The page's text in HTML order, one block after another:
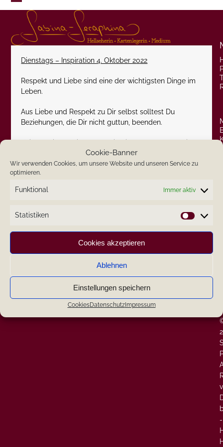
Cookie-Banner
Wir verwenden Cookies, um unsere Website und unseren Service zu
optimieren.
Funktional Immer aktiv
Statistiken
Cookies akzeptieren
Ablehnen
Einstellungen speichern
CookiesDatenschutzImpressum
Skip
Open
mobile
menu
Close
mobile
menu
Dienstags – Inspiration 4. Oktober 2022
Respekt und Liebe sind eine der wichtigsten Dinge im
Leben.
Aus Liebe und Respekt zu Dir selbst solltest Du
Beziehungen, die Dir nicht guttun, beenden.
der man nicht mit Respekt und Liebe behandelt wird.
Herzlichst
Deine Sabina-Seraphina
-